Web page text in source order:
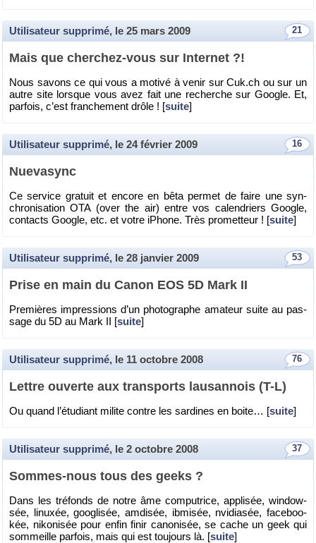
21
Utilisateur supprimé, le 25 mars 2009
Mais que cher­chez-vous sur In­ter­net ?!
Nous sa­vons ce qui vous a mo­tivé à venir sur Cuk.​ch ou sur un
autre site lorsque vous avez fait une re­cherche sur Google. Et,
par­fois, c’est fran­che­ment drôle ! [suite]
16
Utilisateur supprimé, le 24 février 2009
Nue­va­sync
Ce ser­vice gra­tuit et en­core en bêta per­met de faire une syn­
chro­ni­sa­tion OTA (over the air) entre vos ca­len­driers Google,
contacts Google, etc. et votre iPhone. Très pro­met­teur ! [suite]
53
Utilisateur supprimé, le 28 janvier 2009
Prise en main du Canon EOS 5D Mark II
Pre­mières im­pres­sions d’un pho­to­graphe ama­teur suite au pas­
sage du 5D au Mark II [suite]
76
Utilisateur supprimé, le 11 octobre 2008
Lettre ou­verte aux trans­ports lau­san­nois (T-L)
Ou quand l’étu­diant mi­lite contre les sar­dines en boite… [suite]
37
Utilisateur supprimé, le 2 octobre 2008
Sommes-nous tous des geeks ?
Dans les tré­fonds de notre âme com­pu­trice, ap­pli­sée, win­dow­
sée, li­nuxée, goo­gli­sée, am­di­sée, ib­mi­sée, nvi­dia­sée, fa­ce­boo­
kée, ni­ko­ni­sée pour enfin finir ca­no­ni­sée, se cache un geek qui
som­meille par­fois, mais qui est tou­jours là. [suite]